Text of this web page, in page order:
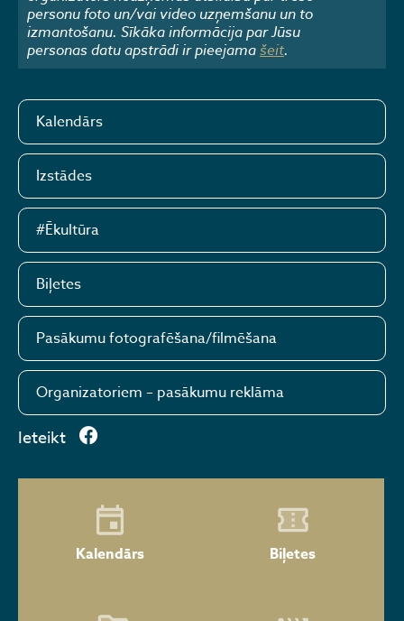
personu foto un/vai video uzņemšanu un to
izmantošanu. Sīkāka informācija par Jūsu
personas datu apstrādi ir pieejamašeit.
Kalendārs
Izstādes
#Ēkultūra
Biļetes
Pasākumu fotografēšana/filmēšana
Organizatoriem – pasākumu reklāma
Ieteikt
Kalendārs Biļetes